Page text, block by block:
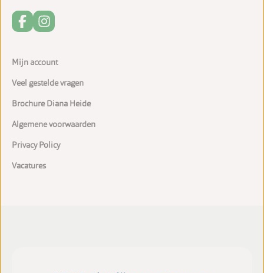
Mijn account
Veel gestelde vragen
Brochure Diana Heide
Algemene voorwaarden
Privacy Policy
Vacatures